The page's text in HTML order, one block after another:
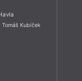
Tomáš Kubíček